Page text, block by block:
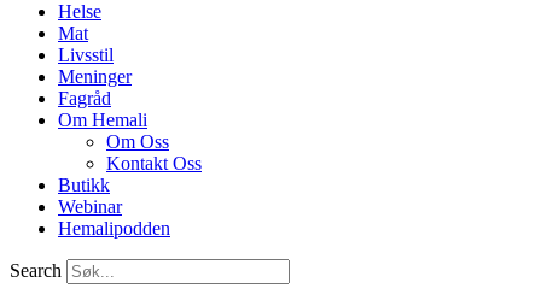
Helse
Mat
Livsstil
Meninger
Fagråd
Om Hemali
Om Oss
Kontakt Oss
Butikk
Webinar
Hemalipodden
Search